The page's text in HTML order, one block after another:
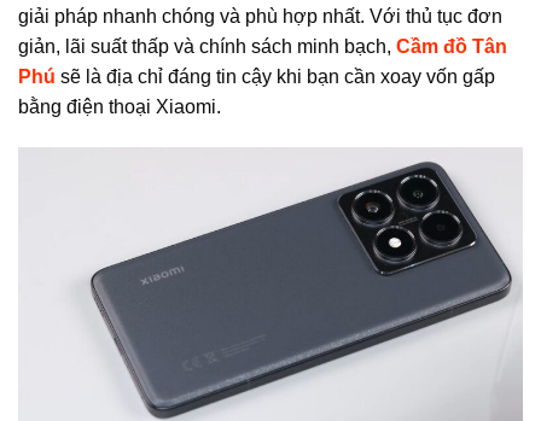
giải pháp nhanh chóng và phù hợp nhất. Với thủ tục đơn
giản, lãi suất thấp và chính sách minh bạch, Cầm đồ Tân
Phú sẽ là địa chỉ đáng tin cậy khi bạn cần xoay vốn gấp
bằng điện thoại Xiaomi.